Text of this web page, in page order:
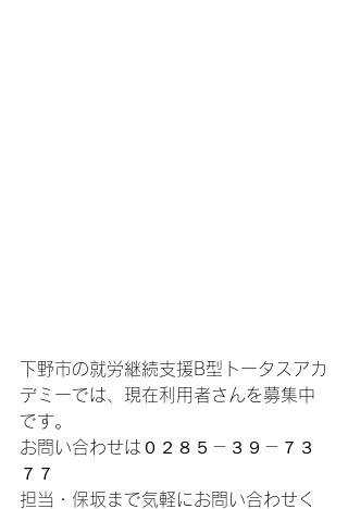
下野市の就労継続支援B型トータスアカ
デミーでは、現在利用者さんを募集中
です。
お問い合わせは０２８５－３９－７３
７７
担当・保坂まで気軽にお問い合わせく